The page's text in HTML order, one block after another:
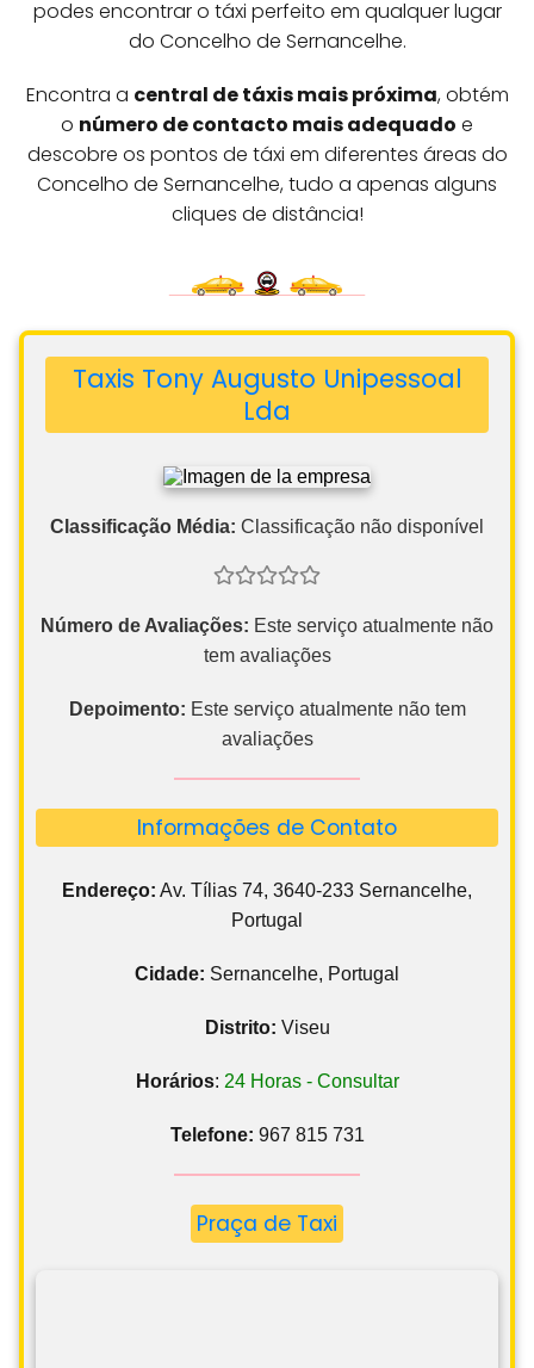
podes encontrar o táxi perfeito em qualquer lugar
do Concelho de Sernancelhe.
Encontra a central de táxis mais próxima, obtém
o número de contacto mais adequado e
descobre os pontos de táxi em diferentes áreas do
Concelho de Sernancelhe, tudo a apenas alguns
cliques de distância!
Taxis Tony Augusto Unipessoal
Lda
Classificação Média: Classificação não disponível
Número de Avaliações: Este serviço atualmente não
tem avaliações
Depoimento: Este serviço atualmente não tem
avaliações
Informações de Contato
Endereço: Av. Tílias 74, 3640-233 Sernancelhe,
Portugal
Cidade: Sernancelhe, Portugal
Distrito: Viseu
Horários: 24 Horas - Consultar
Telefone: 967 815 731
Praça de Taxi